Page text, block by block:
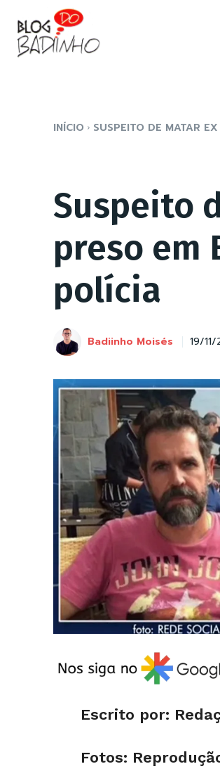
INÍCIO SUSPEITO DE MATAR
Suspeito
preso em
polícia
Badiinho Moisés 19/11/
Escrito por:
Fotos: